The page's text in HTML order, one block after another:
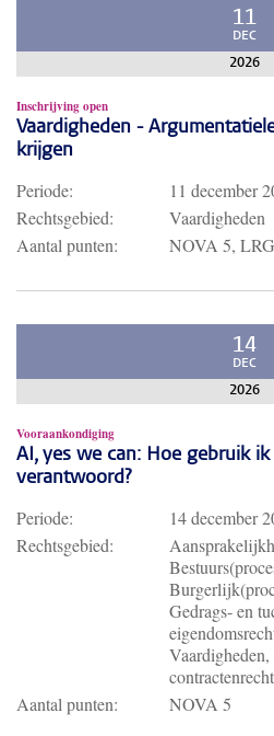
11
DEC
2026
Inschrijving open
Vaardigheden -
krijgen
Periode:
11 december
Rechtsgebied:
Vaardigheden
Aantal punten:
NOVA 5,
14
DEC
2026
Vooraankondiging
AI, yes we can: Hoe gebruik
verantwoord?
Periode:
14 december
Rechtsgebied:
Gedrags- en
contractenrecht
Aantal punten:
NOVA 5